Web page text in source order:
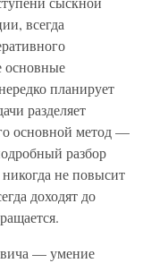
всегда
основные
планирует
разделяет
основной метод —
разбор
не повысит
доходят до
— умение